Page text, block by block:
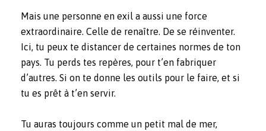
Mais une personne en exil a aussi une force
extraordinaire. Celle de renaître. De se réinventer.
Ici, tu peux te distancer de certaines normes de ton
pays. Tu perds tes repères, pour t’en fabriquer
d’autres. Si on te donne les outils pour le faire, et si
tu es prêt à t’en servir.
Tu auras toujours comme un petit mal de mer,